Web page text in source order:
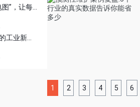
风电设备预测性维护：给风机装上 “智能心电图”，让每一度电都安全可靠
1 2 3 4 5 6